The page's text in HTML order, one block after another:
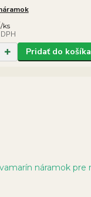
/ks
Pridať do košíka